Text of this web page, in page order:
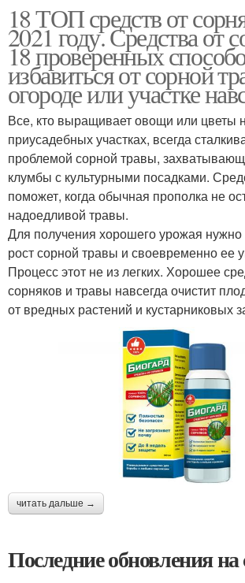
18 ТОП средств от
2021 году. Средства от
18 проверенных
избавиться от сорной
огороде или участке
Все, кто выращивает овощи или цветы
приусадебных участках, всегда
проблемой сорной травы,
клумбы с культурными посадками.
поможет, когда обычная прополка не
надоедливой травы.
Для получения хорошего урожая нужно
рост сорной травы и своевременно ее
Процесс этот не из легких. Хорошее
сорняков и травы навсегда очистит
от вредных растений и кустарниковых
читать дальше →
Последние обновления на